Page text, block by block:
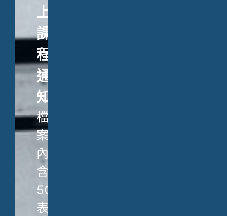
上
課
程
通
知
檔
案
內
含
5C
表